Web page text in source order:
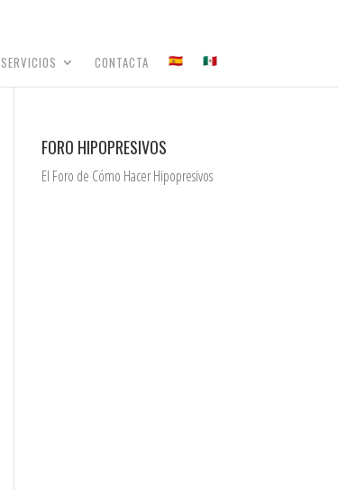
SERVICIOS CONTACTA
FORO HIPOPRESIVOS
El Foro de Cómo Hacer Hipopresivos